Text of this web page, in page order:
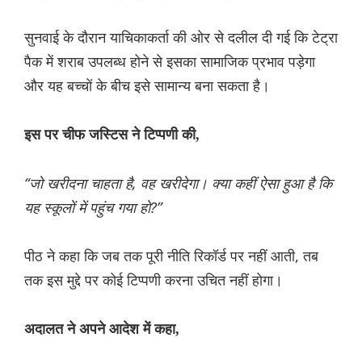
सुनवाई के दौरान याचिकाकर्ता की ओर से दलील दी गई कि टेट्रा
पैक में शराब उपलब्ध होने से इसका सामाजिक प्रभाव पड़ेगा
और यह बच्चों के बीच इसे सामान्य बना सकता है।
इस पर चीफ जस्टिस ने टिप्पणी की,
“जो खरीदना चाहता है, वह खरीदेगा। क्या कहीं ऐसा हुआ है कि
यह स्कूलों में पहुंच गया हो?”
पीठ ने कहा कि जब तक पूरी नीति रिकॉर्ड पर नहीं आती, तब
तक इस मुद्दे पर कोई टिप्पणी करना उचित नहीं होगा।
अदालत ने अपने आदेश में कहा,